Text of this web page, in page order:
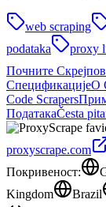
web scraping
podataka
proxy
Почните
СпецификацијеО
Code Scrapers
ПодатакаČesta
proxyscrape.com
Покривеност:
Kingdom
Brazil